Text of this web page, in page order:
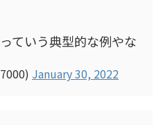
ていう典型的な例やな
January 30, 2022